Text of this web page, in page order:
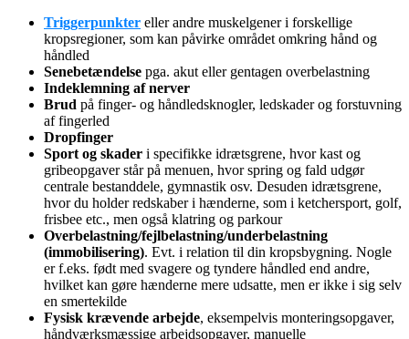
Triggerpunkter eller andre muskelgeneri forskellige
kropsregioner, som kan påvirke området omkring hånd og
håndled
Senebetændelse pga. akut eller gentagen overbelastning
Indeklemning af nerver
Brud på finger- og håndledsknogler, ledskader og forstuvning
af fingerled
Dropfinger
Sport og skader i specifikke idrætsgrene, hvor kast og
gribeopgaver står på menuen, hvor spring og fald udgør
centrale bestanddele, gymnastik osv. Desuden idrætsgrene,
hvor du holder redskaber i hænderne, som i ketchersport, golf,
frisbee etc., men også klatring og parkour
Overbelastning/fejlbelastning/underbelastning
(immobilisering). Evt. i relation til din kropsbygning. Nogle
er f.eks. født med svagere og tyndere håndled end andre,
hvilket kan gøre hænderne mere udsatte, men er ikke i sig selv
en smertekilde
Fysisk krævende arbejde, eksempelvis monteringsopgaver,
håndværksmæssige arbejdsopgaver, manuelle